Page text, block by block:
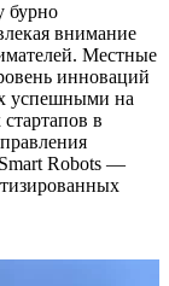
бурно
внимание
Местные
инноваций
успешными на
в
Robots —